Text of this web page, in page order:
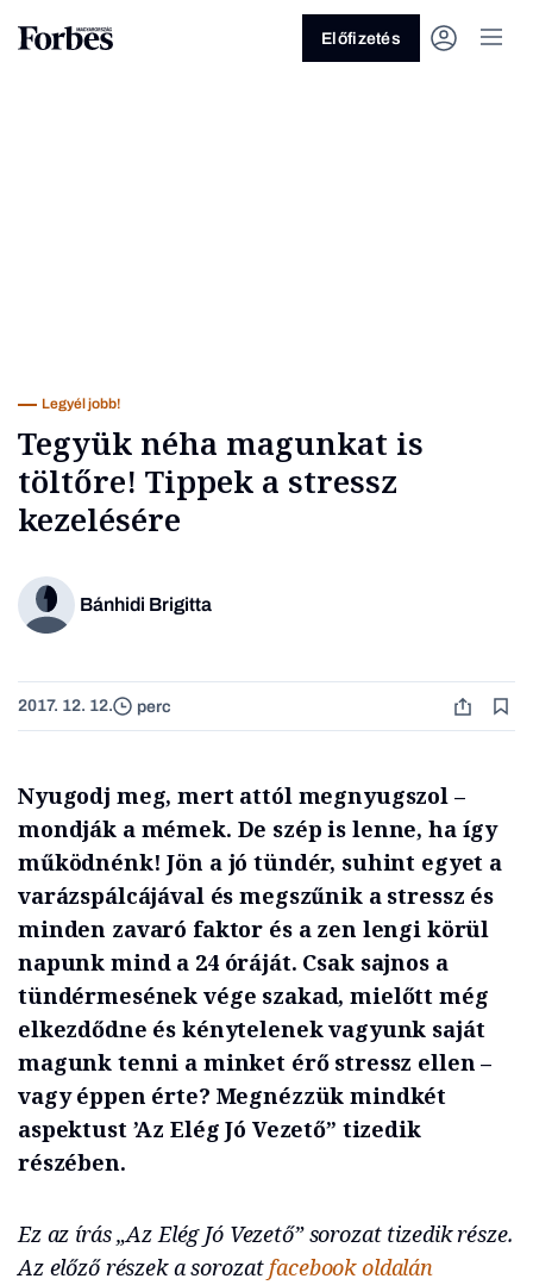
Üzlet
Előfizetés
Legyél jobb!
Tegyük néha magunkat is
töltőre! Tippek a stressz
kezelésére
Bánhidi Brigitta
2017. 12. 12. perc
Nyugodj meg, mert attól megnyugszol –
mondják a mémek. De szép is lenne, ha így
működnénk! Jön a jó tündér, suhint egyet a
varázspálcájával és megszűnik a stressz és
minden zavaró faktor és a zen lengi körül
napunk mind a 24 óráját. Csak sajnos a
tündérmesének vége szakad, mielőtt még
elkezdődne és kénytelenek vagyunk saját
magunk tenni a minket érő stressz ellen –
vagy éppen érte? Megnézzük mindkét
aspektust ’Az Elég Jó Vezető” tizedik
részében.
Ez az írás „Az Elég Jó Vezető” sorozat tizedik része.
Az előző részek a sorozatfacebook oldalán